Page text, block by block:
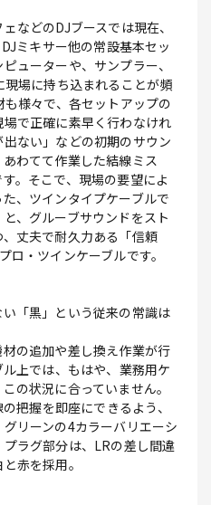
などのDJブースでは現在、
ミキサー他の常設基本セッ
ューターや、サンプラー、
場に持ち込まれることが頻
様々で、各セットアップの
で正確に素早く行わなけれ
ない」などの初期のサウン
わてて作業した結線ミス
。そこで、現場の要望によ
、ツインタイプケーブルで
、グルーブサウンドをスト
丈夫で耐久力ある「信頼
・ツインケーブルです。
「黒」という従来の常識は
の追加や差し換え作業が行
上では、もはや、業務用ケ
の状況に合っていません。
把握を即座にできるよう、
リーンの4カラーバリエーシ
ラグ部分は、LRの差し間違
赤を採用。